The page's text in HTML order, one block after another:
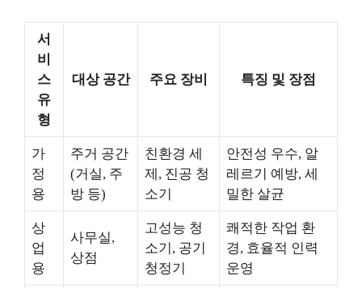
서
비
스
유
형
대상 공간 주요 장비 특징 및 장점
가
정
용
주거 공간
(거실, 주
방 등)
친환경 세
제, 진공 청
소기
안전성 우수, 알
레르기 예방, 세
밀한 살균
상
업
용
사무실,
상점
고성능 청
소기, 공기
청정기
쾌적한 작업 환
경, 효율적 인력
운영